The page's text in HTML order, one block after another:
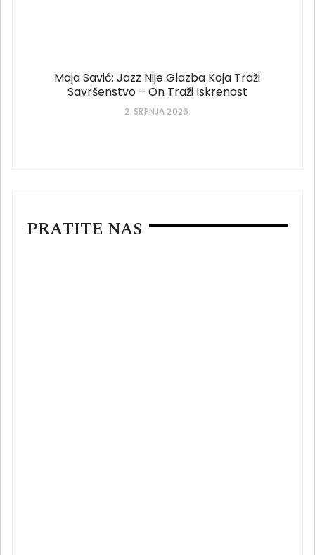
Maja Savić: Jazz Nije Glazba Koja Traži
Savršenstvo – On Traži Iskrenost
2. SRPNJA 2026.
PRATITE NAS